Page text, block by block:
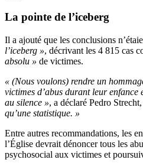
La pointe de l’iceberg
Il a ajouté que les conclusions
l’iceberg », décrivant les 4 815 cas
absolu » de victimes.
« (Nous voulons) rendre un
victimes d’abus durant leur
au silence », a déclaré Pedro
qu’une statistique. »
Entre autres recommandations, les
l’Église devrait dénoncer tous les
psychosocial aux victimes et